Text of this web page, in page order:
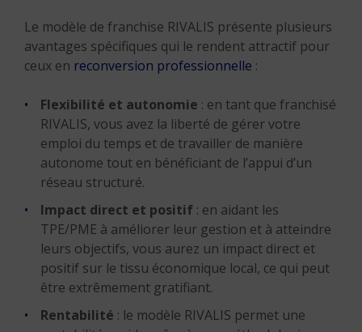
Le modèle de franchise RIVALIS présente plusieurs
avantages spécifiques qui le rendent attractif pour
ceux en reconversion professionnelle :
Flexibilité et autonomie : en tant que franchisé
RIVALIS, vous avez la liberté de gérer votre
emploi du temps et de travailler de manière
autonome tout en bénéficiant de l’appui d’un
réseau structuré.
Impact direct et positif : en aidant les
TPE/PME à améliorer leur gestion et à atteindre
leurs objectifs, vous aurez un impact direct et
positif sur le tissu économique local, ce qui peut
être extrêmement gratifiant.
Rentabilité : le modèle RIVALIS permet une